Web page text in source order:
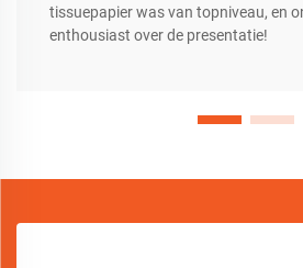
tissuepapier was van topniveau, en
enthousiast over de presentatie!